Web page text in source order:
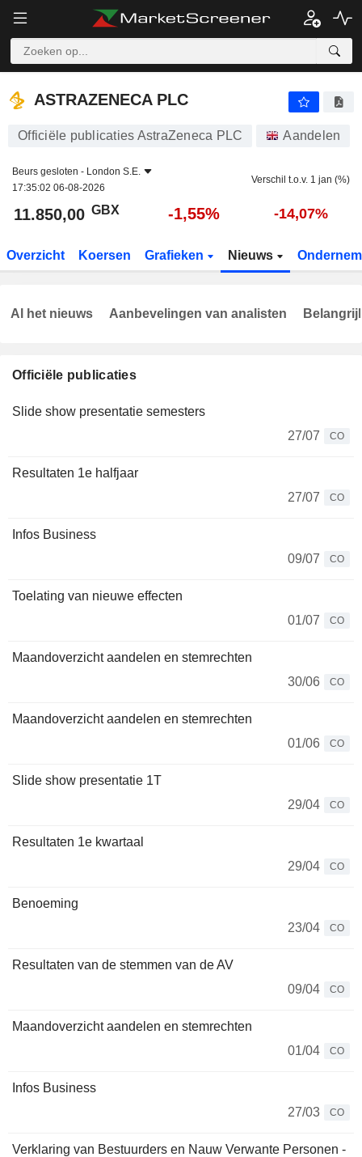
ASTRAZENECA PLC
ASTRAZENECA PLC
Officiële publicaties AstraZeneca PLC Aandelen
Beurs gesloten - London S.E.
17:35:02 06-08-2026
Verschil t.o.v. 1 jan (%)
11.850,00 GBX -1,55% -14,07%
Overzicht Koersen Grafieken Nieuws
Officiële publicaties
Slide show presentatie semesters
27/07
CO
Resultaten 1e halfjaar
27/07
CO
Infos Business
09/07
CO
Toelating van nieuwe effecten
01/07
CO
Maandoverzicht aandelen en stemrechten
30/06
CO
Maandoverzicht aandelen en stemrechten
01/06
CO
Slide show presentatie 1T
29/04
CO
Resultaten 1e kwartaal
29/04
CO
Benoeming
23/04
CO
Resultaten van de stemmen van de AV
09/04
CO
Maandoverzicht aandelen en stemrechten
01/04
CO
Infos Business
27/03
CO
Verklaring van Bestuurders en Nauw Verwante Personen -
Al het nieuws Aanbevelingen van analisten